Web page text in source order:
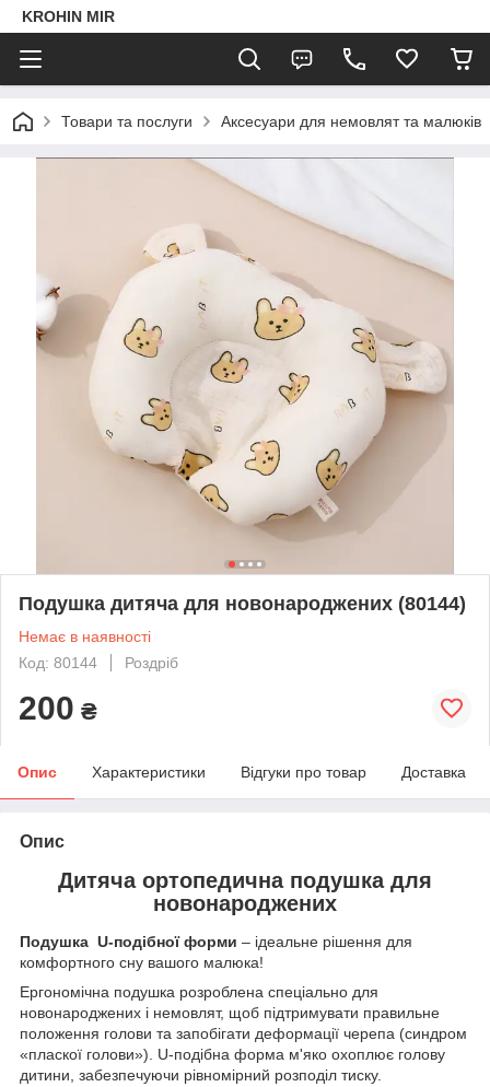
KROHIN MIR
Товари та послуги Аксесуари для немовлят та малюків
Подушка дитяча для новонароджених (80144)
Немає в наявності
Код: 80144
Роздріб
200 ₴
Опис Характеристики Відгуки про товар Доставка
Опис
Дитяча ортопедична подушка для
новонароджених
Подушка U-подібної форми – ідеальне рішення для
комфортного сну вашого малюка!
Ергономічна подушка розроблена спеціально для
новонароджених і немовлят, щоб підтримувати правильне
положення голови та запобігати деформації черепа (синдром
«пласкої голови»). U-подібна форма м'яко охоплює голову
дитини, забезпечуючи рівномірний розподіл тиску.